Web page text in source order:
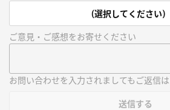
(選択してください)
ご意見・ご感想をお寄せください
お問い合わせを入力されましてもご返信
送信する